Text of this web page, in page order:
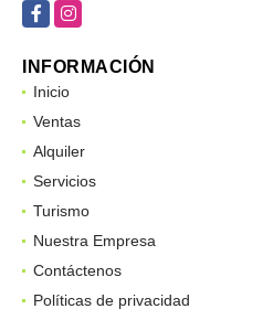
FacebookInstagram
INFORMACIÓN
Inicio
Ventas
Alquiler
Servicios
Turismo
Nuestra Empresa
Contáctenos
Políticas de privacidad